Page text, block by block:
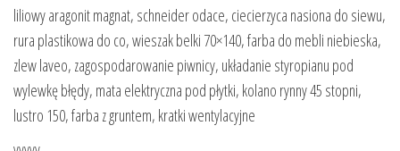
liliowy aragonit magnat, schneider odace, ciecierzyca nasiona do siewu,
rura plastikowa do co, wieszak belki 70×140, farba do mebli niebieska,
zlew laveo, zagospodarowanie piwnicy, układanie styropianu pod
wylewkę błędy, mata elektryczna pod płytki, kolano rynny 45 stopni,
lustro 150, farba z gruntem, kratki wentylacyjne